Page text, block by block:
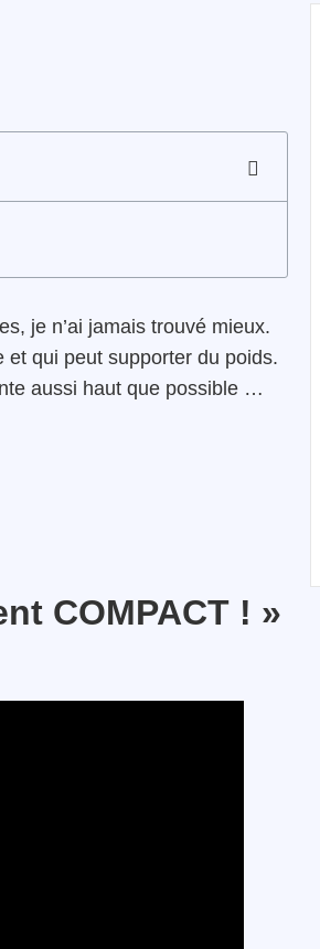
je n’ai jamais trouvé mieux.
qui peut supporter du poids.
aussi haut que possible …
COMPACT ! »